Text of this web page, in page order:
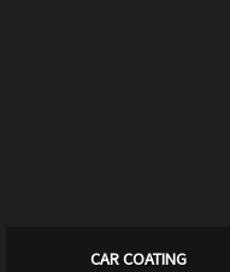
CAR COATING